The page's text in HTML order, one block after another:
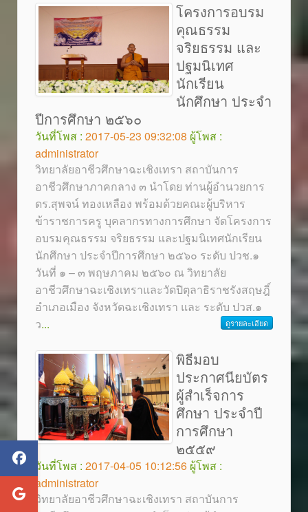
โครงการอบรม
คุณธรรม
จริยธรรม และ
ปฐมนิเทศ
นักเรียน
นักศึกษา ประจำ
ปีการศึกษา ๒๕๖๐
วันที่โพส : 2017-05-23 09:32:08 ผู้โพส :
administrator
วิทยาลัยอาชีวศึกษาฉะเชิงเทรา สถาบันการ
อาชีวศึกษาภาคกลาง ๓ นำโดย ท่านผู้อำนวยการ
ดร.สุพจน์ ทองเหลือง พร้อมด้วยคณะผู้บริหาร
ข้าราชการครู บุคลากรทางการศึกษา จัดโครงการ
อบรมคุณธรรม จริยธรรม และปฐมนิเทศนักเรียน
นักศึกษา ประจำปีการศึกษา ๒๕๖๐ ระดับ ปวช.๑
วันที่ ๑ – ๓ พฤษภาคม ๒๕๖๐ ณ วิทยาลัย
อาชีวศึกษาฉะเชิงเทราและวัดปิตุลาธิราชรังสฤษฎิ์
อำเภอเมือง จังหวัดฉะเชิงเทรา และ ระดับ ปวส.๑
ว... ดูรายละเอียด
พิธีมอบ
ประกาศนียบัตร
ผู้สำเร็จการ
ศึกษา ประจำปี
การศึกษา
๒๕๕๙
วันที่โพส : 2017-04-05 10:12:56 ผู้โพส :
administrator
วิทยาลัยอาชีวศึกษาฉะเชิงเทรา สถาบันการ